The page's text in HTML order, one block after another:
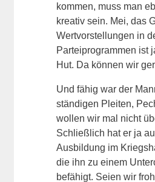
kommen, muss man
kreativ sein. Mei, das
Wertvorstellungen in
Parteiprogrammen ist
Hut. Da können wir
Und fähig war der
ständigen Pleiten,
wollen wir mal nicht
Schließlich hat er ja
Ausbildung im
die ihn zu einem
befähigt. Seien wir